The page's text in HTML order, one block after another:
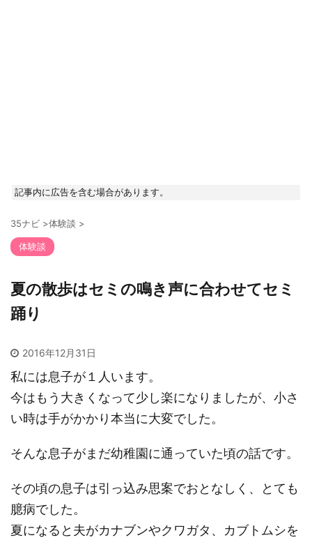
記事内に広告を含む場合があります。
35ナビ >体験談 >
体験談
夏の散歩はセミの鳴き声に合わせてセミ
踊り
2016年12月31日
私には息子が１人います。
今はもう大きくなって少し楽になりましたが、小さ
い時は手がかかり本当に大変でした。
そんな息子がまだ幼稚園に通っていた頃の話です。
その頃の息子は引っ込み思案でおとなしく、とても
臆病でした。
夏になると夫がカナブンやクワガタ、カブトムシを